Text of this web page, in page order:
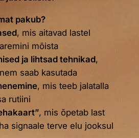
pakub?
, mis aitavad lastel
mõista
ja lihtsad tehnikad,
saab kasutada
, mis teeb jalatalla
rutiini
, mis õpetab last
signaale terve elu jooksul